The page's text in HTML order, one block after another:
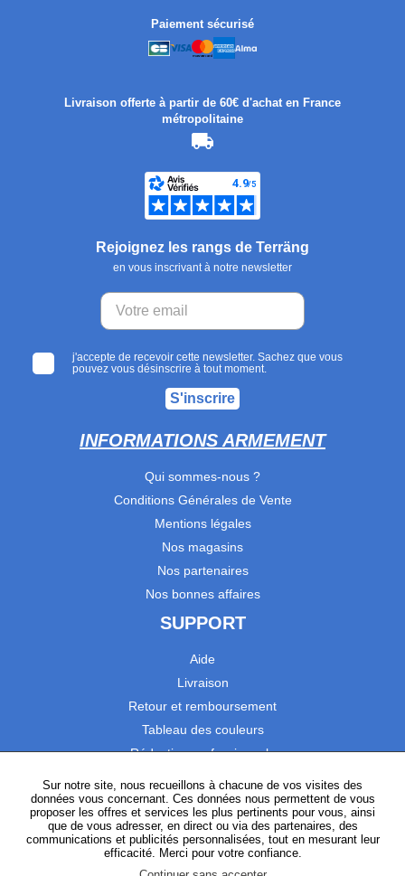
Paiement sécurisé
Livraison offerte à partir de 60€ d'achat en France
métropolitaine
Rejoignez les rangs de Terräng
en vous inscrivant à notre newsletter
j'accepte de recevoir cette newsletter. Sachez que vous
pouvez vous désinscrire à tout moment.
S'inscrire
INFORMATIONS ARMEMENT
Qui sommes-nous ?
Conditions Générales de Vente
Mentions légales
Nos magasins
Nos partenaires
Nos bonnes affaires
SUPPORT
Aide
Livraison
Retour et remboursement
Tableau des couleurs
Réduction professionnels
Catalogues
Satisfaction Clients
SUIVEZ-NOUS
Sur notre site, nous recueillons à chacune de vos visites des
données vous concernant. Ces données nous permettent de vous
proposer les offres et services les plus pertinents pour vous, ainsi
que de vous adresser, en direct ou via des partenaires, des
communications et publicités personnalisées, tout en mesurant leur
efficacité. Merci pour votre confiance.